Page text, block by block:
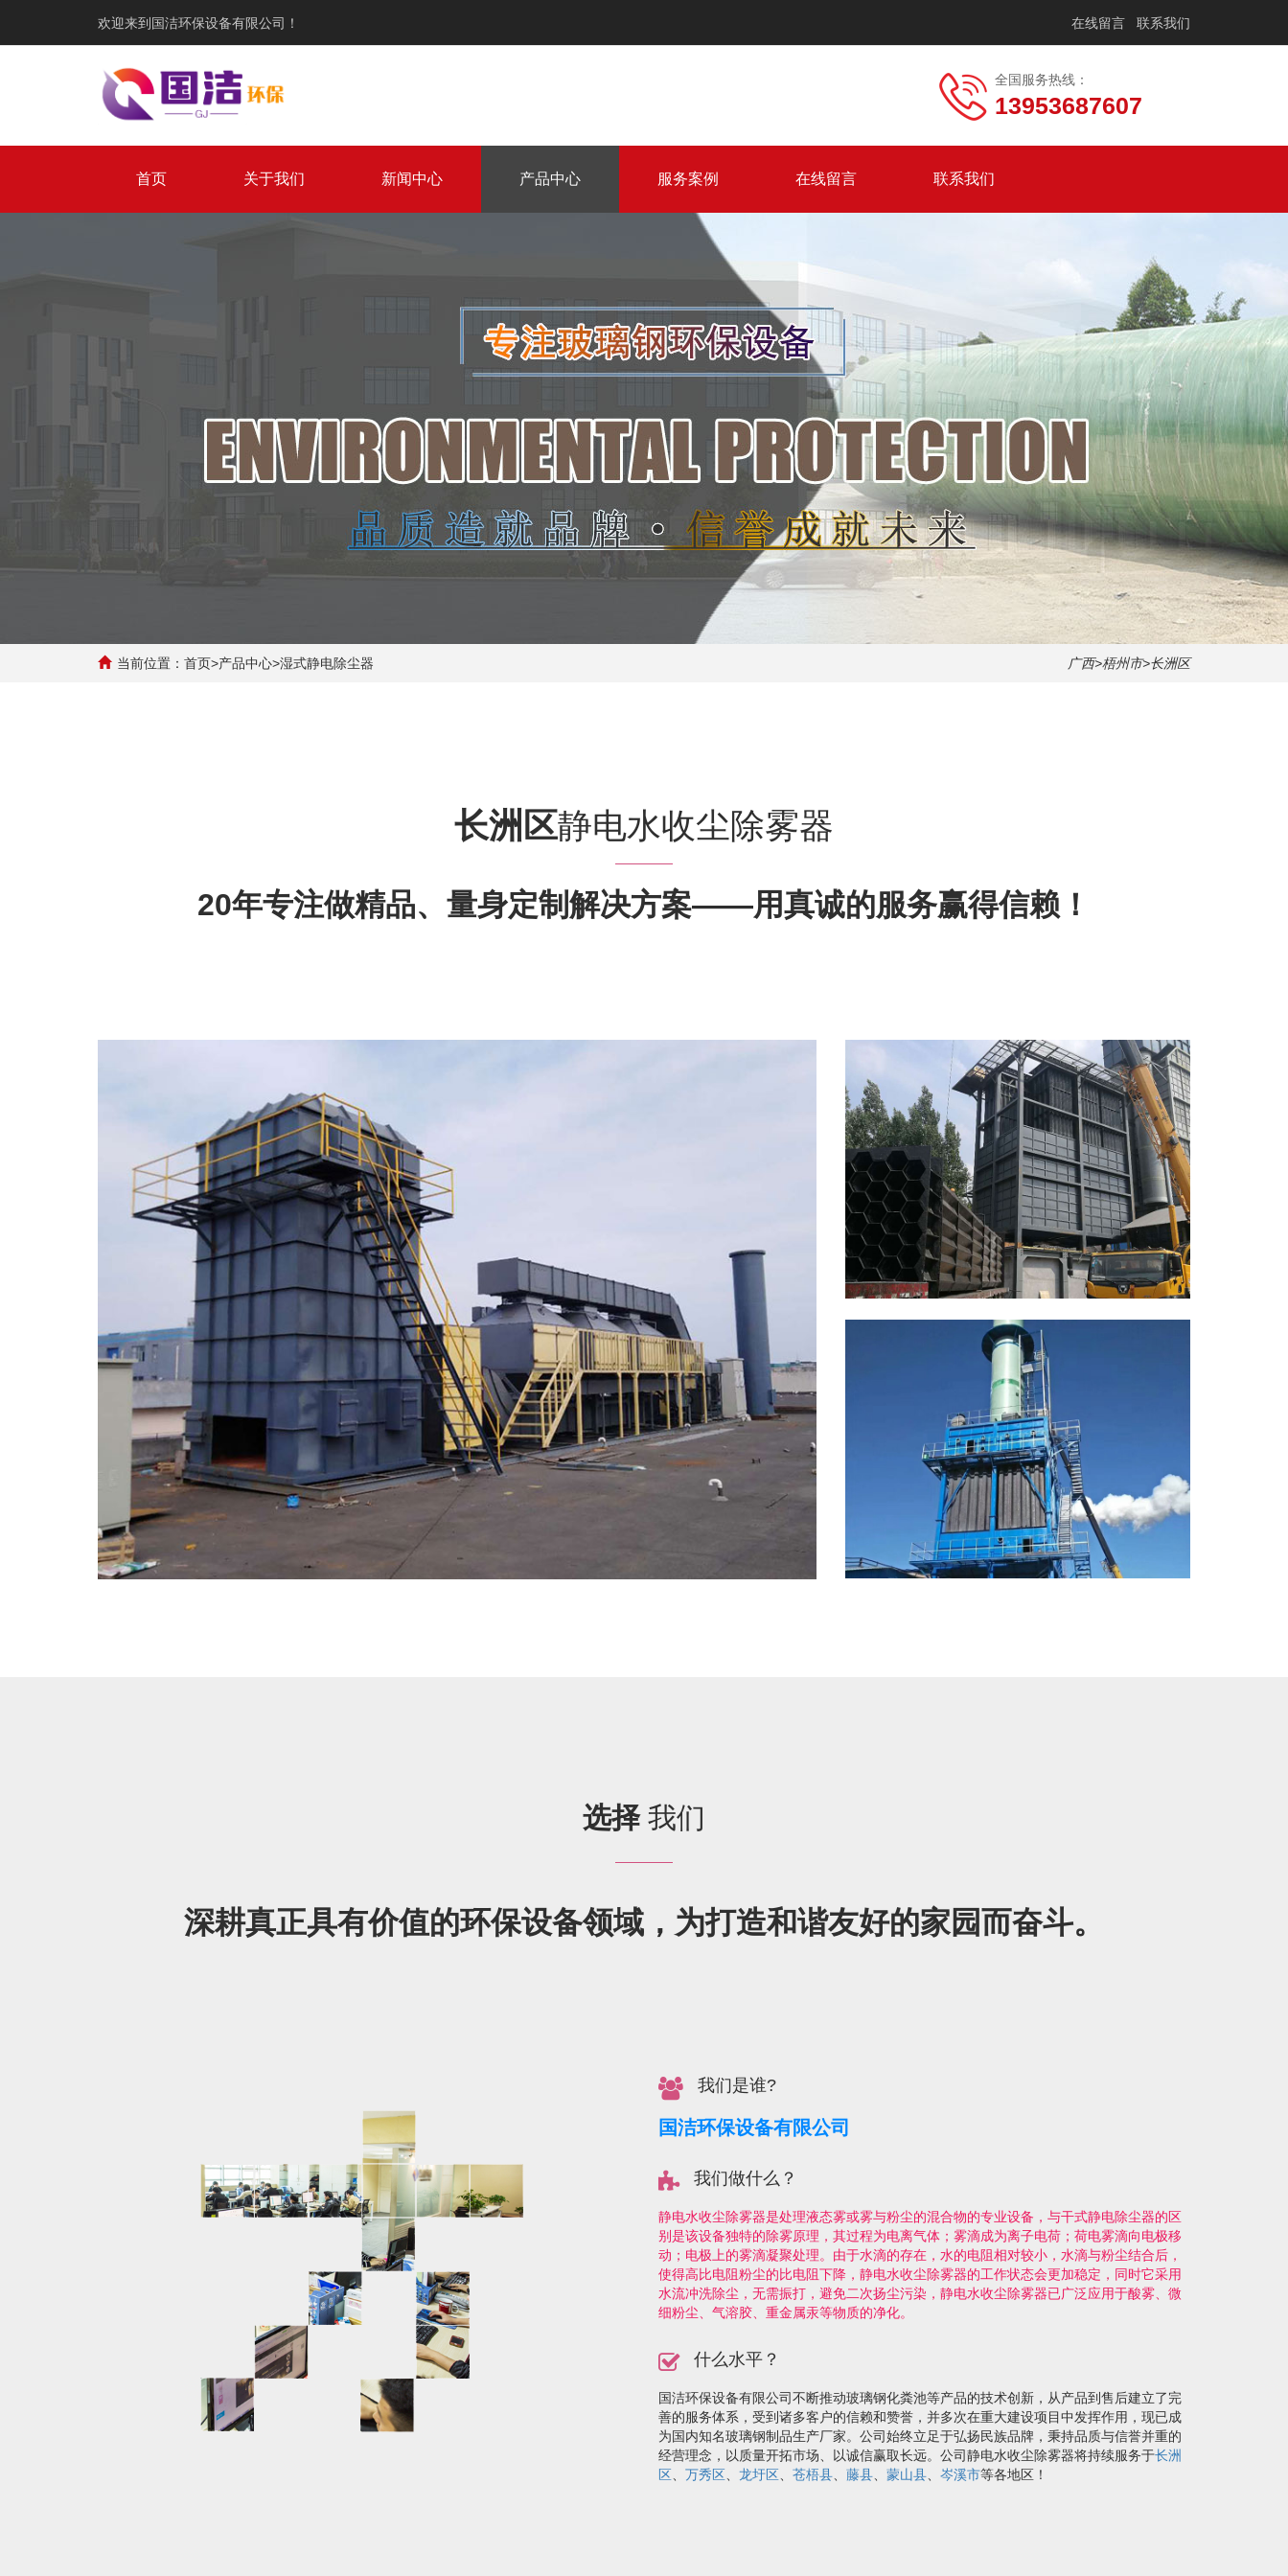
欢迎来到国洁环保设备有限公司！ 在线留言 联系我们
全国服务热线：
13953687607
首页 关于我们 新闻中心 产品中心 服务案例 在线留言 联系我们
当前位置： 首页>产品中心>湿式静电除尘器 广西>梧州市>长洲区
长洲区静电水收尘除雾器
20年专注做精品、量身定制解决方案——用真诚的服务赢得信赖！
选择我们
深耕真正具有价值的环保设备领域，为打造和谐友好的家园而奋斗。
我们是谁?
国洁环保设备有限公司
我们做什么？
静电水收尘除雾器是处理液态雾或雾与粉尘的混合物的专业设备，与干式静电除尘器的区
别是该设备独特的除雾原理，其过程为电离气体；雾滴成为离子电荷；荷电雾滴向电极移
动；电极上的雾滴凝聚处理。由于水滴的存在，水的电阻相对较小，水滴与粉尘结合后，
使得高比电阻粉尘的比电阻下降，静电水收尘除雾器的工作状态会更加稳定，同时它采用
水流冲洗除尘，无需振打，避免二次扬尘污染，静电水收尘除雾器已广泛应用于酸雾、微
细粉尘、气溶胶、重金属汞等物质的净化。
什么水平？
国洁环保设备有限公司不断推动玻璃钢化粪池等产品的技术创新，从产品到售后建立了完
善的服务体系，受到诸多客户的信赖和赞誉，并多次在重大建设项目中发挥作用，现已成
为国内知名玻璃钢制品生产厂家。公司始终立足于弘扬民族品牌，秉持品质与信誉并重的
经营理念，以质量开拓市场、以诚信赢取长远。公司静电水收尘除雾器将持续服务于长洲
区
万秀区 龙圩区 苍梧县 藤县 蒙山县 岑溪市等各地区！